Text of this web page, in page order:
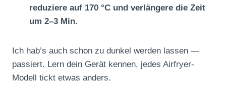
reduziere auf 170 °C und verlängere die Zeit
um 2–3 Min.
Ich hab’s auch schon zu dunkel werden lassen —
passiert. Lern dein Gerät kennen, jedes Airfryer-
Modell tickt etwas anders.